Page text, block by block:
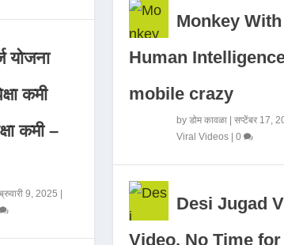
योजना
कमी
कमी –
9, 2025 |
Monkey With
Human
mobile crazy
by डोम कावळा| सप्टेंबर 17,
Viral Videos| 0
Desi Jugad
Video, No Time for